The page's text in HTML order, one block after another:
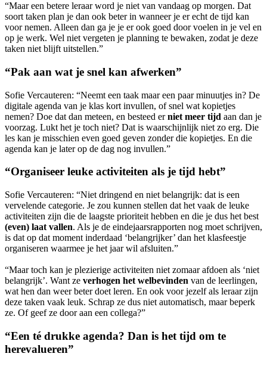
“Maar een betere leraar word je niet van vandaag op morgen. Dat
soort taken plan je dan ook beter in wanneer je er echt de tijd kan
voor nemen. Alleen dan ga je je er ook goed door voelen in je vel en
op je werk. Wel niet vergeten je planning te bewaken, zodat je deze
taken niet blijft uitstellen.”
“Pak aan wat je snel kan afwerken”
Sofie Vercauteren: “Neemt een taak maar een paar minuutjes in? De
digitale agenda van je klas kort invullen, of snel wat kopietjes
nemen? Doe dat dan meteen, en besteed erniet meer tijd aan dan je
voorzag. Lukt het je toch niet? Dat is waarschijnlijk niet zo erg. Die
les kan je misschien even goed geven zonder die kopietjes. En die
agenda kan je later op de dag nog invullen.”
“Organiseer leuke activiteiten als je tijd hebt”
Sofie Vercauteren: “Niet dringend en niet belangrijk: dat is een
vervelende categorie. Je zou kunnen stellen dat het vaak de leuke
activiteiten zijn die de laagste prioriteit hebben en die je dus het best
(even) laat vallen. Als je de eindejaarsrapporten nog moet schrijven,
is dat op dat moment inderdaad ‘belangrijker’ dan het klasfeestje
organiseren waarmee je het jaar wil afsluiten.”
“Maar toch kan je plezierige activiteiten niet zomaar afdoen als ‘niet
belangrijk’. Want ze verhogen het welbevinden van de leerlingen,
wat hen dan weer beter doet leren. En ook voor jezelf als leraar zijn
deze taken vaak leuk. Schrap ze dus niet automatisch, maar beperk
ze. Of geef ze door aan een collega?”
“Een té drukke agenda? Dan is het tijd om te
herevalueren”